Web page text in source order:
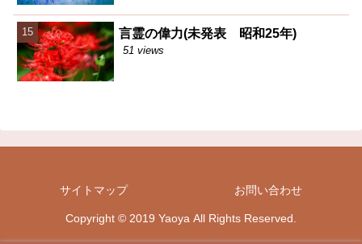
言霊の偉力(未発表 昭和25年)
51 views
サイトマップ お問い合わせ
Copyright © 2019 Yaoya All Rights Reserved.